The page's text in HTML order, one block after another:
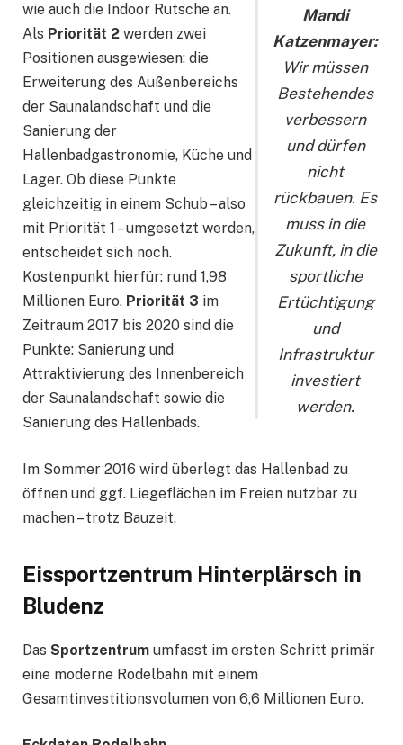
Mandi
Katzenmayer:
Wir müssen
Bestehendes
verbessern
und dürfen
nicht
rückbauen. Es
muss in die
Zukunft, in die
sportliche
Ertüchtigung
und
Infrastruktur
investiert
werden.
wie auch die Indoor Rutsche an.
Als Priorität 2 werden zwei
Positionen ausgewiesen: die
Erweiterung des Außenbereichs
der Saunalandschaft und die
Sanierung der
Hallenbadgastronomie, Küche und
Lager. Ob diese Punkte
gleichzeitig in einem Schub – also
mit Priorität 1 – umgesetzt werden,
entscheidet sich noch.
Kostenpunkt hierfür: rund 1,98
Millionen Euro. Priorität 3 im
Zeitraum 2017 bis 2020 sind die
Punkte: Sanierung und
Attraktivierung des Innenbereich
der Saunalandschaft sowie die
Sanierung des Hallenbads.
Im Sommer 2016 wird überlegt das Hallenbad zu
öffnen und ggf. Liegeflächen im Freien nutzbar zu
machen – trotz Bauzeit.
Eissportzentrum Hinterplärsch in
Bludenz
Das Sportzentrum umfasst im ersten Schritt primär
eine moderne Rodelbahn mit einem
Gesamtinvestitionsvolumen von 6,6 Millionen Euro.